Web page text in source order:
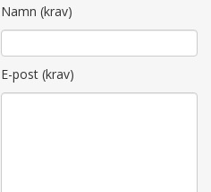
Namn (krav)
E-post (krav)